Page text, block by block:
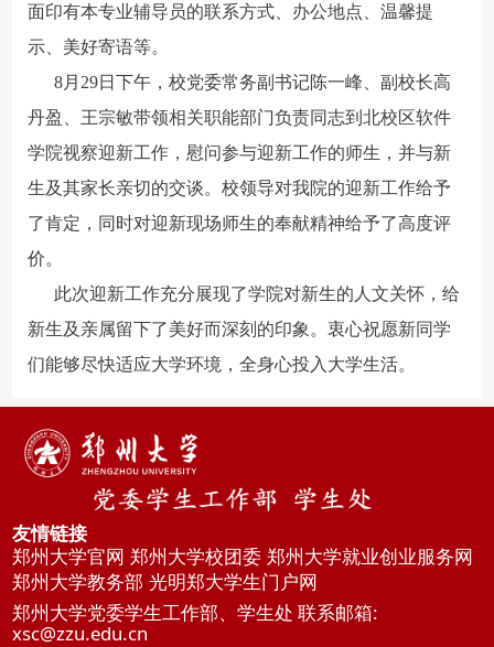
面印有本专业辅导员的联系方式、办公地点、温馨提
示、美好寄语等。
8月29日下午，校党委常务副书记陈一峰、副校长高
丹盈、王宗敏带领相关职能部门负责同志到北校区软件
学院视察迎新工作，慰问参与迎新工作的师生，并与新
生及其家长亲切的交谈。校领导对我院的迎新工作给予
了肯定，同时对迎新现场师生的奉献精神给予了高度评
价。
此次迎新工作充分展现了学院对新生的人文关怀，给
新生及亲属留下了美好而深刻的印象。衷心祝愿新同学
们能够尽快适应大学环境，全身心投入大学生活。
友情链接
郑州大学官网 郑州大学校团委 郑州大学就业创业服务网
郑州大学教务部 光明郑大学生门户网
郑州大学党委学生工作部、学生处 联系邮箱:
xsc@zzu.edu.cn